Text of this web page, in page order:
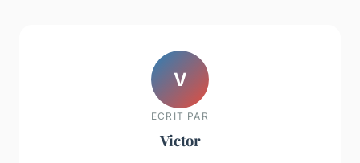
V
ECRIT PAR
Victor